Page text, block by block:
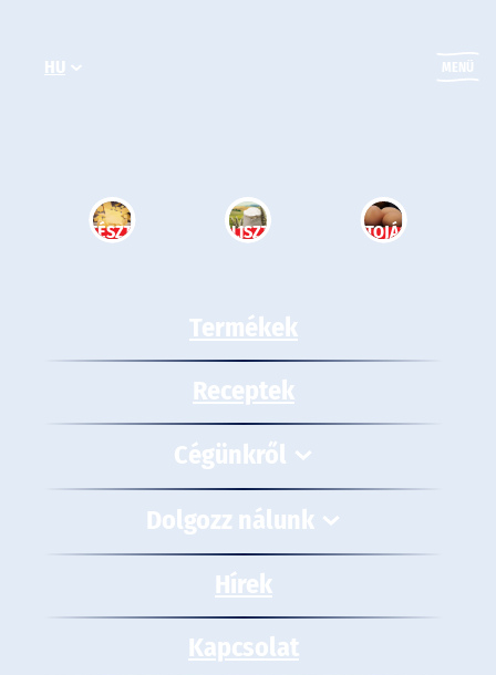
tartalomhoz
HU MENÜ
TÉSZTA LISZT TOJÁS
Termékek
Receptek
Cégünkről
Dolgozz nálunk
Hírek
Kapcsolat